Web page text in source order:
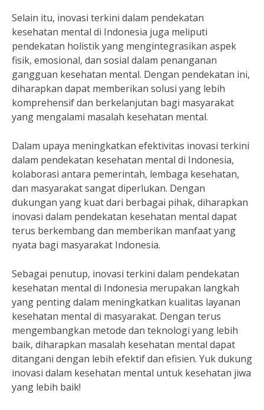
Selain itu, inovasi terkini dalam pendekatan
kesehatan mental di Indonesia juga meliputi
pendekatan holistik yang mengintegrasikan aspek
fisik, emosional, dan sosial dalam penanganan
gangguan kesehatan mental. Dengan pendekatan ini,
diharapkan dapat memberikan solusi yang lebih
komprehensif dan berkelanjutan bagi masyarakat
yang mengalami masalah kesehatan mental.
Dalam upaya meningkatkan efektivitas inovasi terkini
dalam pendekatan kesehatan mental di Indonesia,
kolaborasi antara pemerintah, lembaga kesehatan,
dan masyarakat sangat diperlukan. Dengan
dukungan yang kuat dari berbagai pihak, diharapkan
inovasi dalam pendekatan kesehatan mental dapat
terus berkembang dan memberikan manfaat yang
nyata bagi masyarakat Indonesia.
Sebagai penutup, inovasi terkini dalam pendekatan
kesehatan mental di Indonesia merupakan langkah
yang penting dalam meningkatkan kualitas layanan
kesehatan mental di masyarakat. Dengan terus
mengembangkan metode dan teknologi yang lebih
baik, diharapkan masalah kesehatan mental dapat
ditangani dengan lebih efektif dan efisien. Yuk dukung
inovasi dalam kesehatan mental untuk kesehatan jiwa
yang lebih baik!